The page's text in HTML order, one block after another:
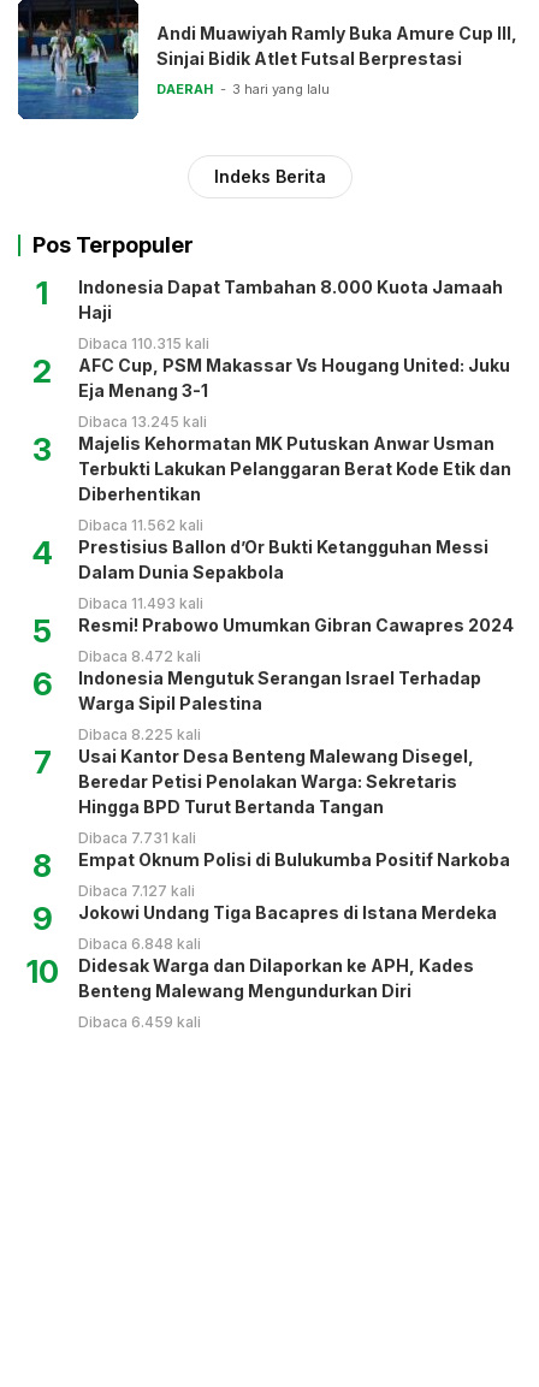
Andi Muawiyah Ramly Buka Amure Cup III,
Sinjai Bidik Atlet Futsal Berprestasi
DAERAH 3 hari yang lalu
Indeks Berita
Pos Terpopuler
1
Indonesia Dapat Tambahan 8.000 Kuota Jamaah
Haji
Dibaca 110.315 kali
2
AFC Cup, PSM Makassar Vs Hougang United: Juku
Eja Menang 3-1
Dibaca 13.245 kali
3
Majelis Kehormatan MK Putuskan Anwar Usman
Terbukti Lakukan Pelanggaran Berat Kode Etik dan
Diberhentikan
Dibaca 11.562 kali
4
Prestisius Ballon d’Or Bukti Ketangguhan Messi
Dalam Dunia Sepakbola
Dibaca 11.493 kali
5 Resmi! Prabowo Umumkan Gibran Cawapres 2024
Dibaca 8.472 kali
6
Indonesia Mengutuk Serangan Israel Terhadap
Warga Sipil Palestina
Dibaca 8.225 kali
7
Usai Kantor Desa Benteng Malewang Disegel,
Beredar Petisi Penolakan Warga: Sekretaris
Hingga BPD Turut Bertanda Tangan
Dibaca 7.731 kali
8 Empat Oknum Polisi di Bulukumba Positif Narkoba
Dibaca 7.127 kali
9 Jokowi Undang Tiga Bacapres di Istana Merdeka
Dibaca 6.848 kali
10
Didesak Warga dan Dilaporkan ke APH, Kades
Benteng Malewang Mengundurkan Diri
Dibaca 6.459 kali